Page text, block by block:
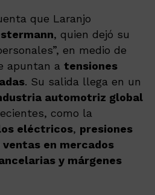
que Laranjo
, quien dejó su
en medio de
apuntan a tensiones
. Su salida llega en un
automotriz global
como la
eléctricos, presiones
en mercados
y márgenes